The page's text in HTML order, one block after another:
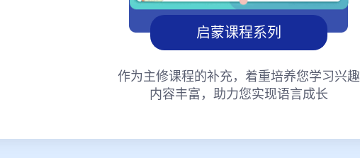
启蒙课程系列
作为主修课程的补充，着重培养您学习兴趣
内容丰富，助力您实现语言成长